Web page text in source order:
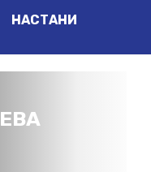
НАСТАНИ